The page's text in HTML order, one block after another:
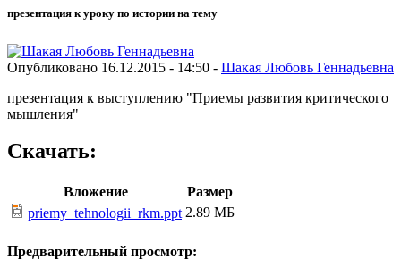
презентация к уроку по истории на тему
Опубликовано 16.12.2015 - 14:50 - Шакая Любовь Геннадьевна
презентация к выступлению "Приемы развития критического
мышления"
Скачать:
Вложение
Размер
priemy_tehnologii_rkm.ppt 2.89 МБ
Предварительный просмотр: